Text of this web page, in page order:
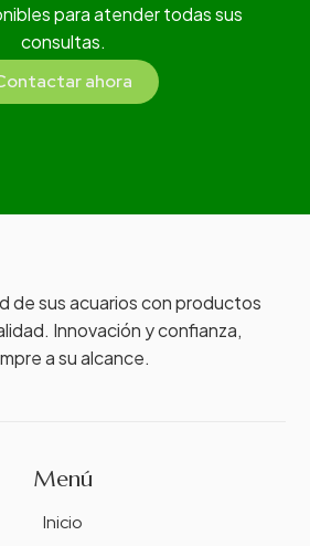
para atender todas sus
consultas.
ahora
de sus acuarios con productos
Innovación y confianza,
a su alcance.
Menú
Inicio